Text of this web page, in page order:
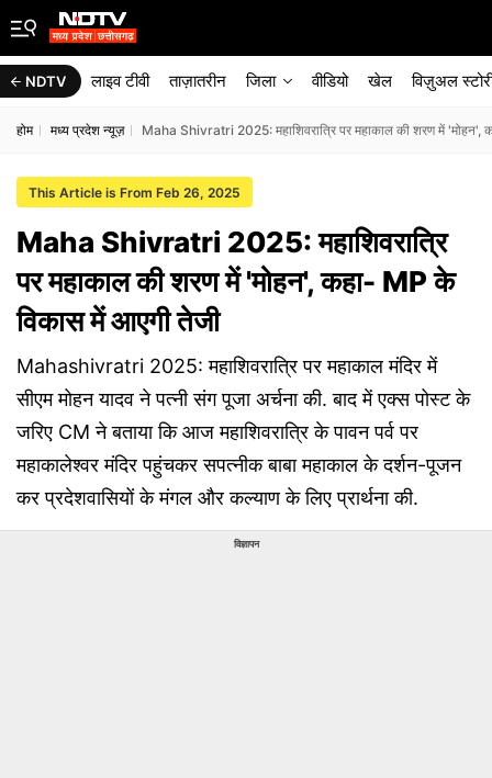
NDTV लाइव टीवी ताज़ातरीन जिला वीडियो खेल विज़ुअल
होम मध्य प्रदेश न्यूज़ Maha Shivratri 2025: महाशिवरात्रि पर महाकाल की शरण में 'मोहन',
This Article is From Feb 26, 2025
Maha Shivratri 2025: महाशिवरात्रि
पर महाकाल की शरण में 'मोहन', कहा- MP के
विकास में आएगी तेजी
Mahashivratri 2025: महाशिवरात्रि पर महाकाल मंदिर में
सीएम मोहन यादव ने पत्नी संग पूजा अर्चना की. बाद में एक्स पोस्ट के
जरिए CM ने बताया कि आज महाशिवरात्रि के पावन पर्व पर
महाकालेश्वर मंदिर पहुंचकर सपत्नीक बाबा महाकाल के दर्शन-पूजन
कर प्रदेशवासियों के मंगल और कल्याण के लिए प्रार्थना की.
विज्ञापन